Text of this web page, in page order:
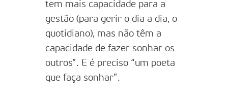
tem mais capacidade para a
gestão (para gerir o dia a dia, o
quotidiano), mas não têm a
capacidade de fazer sonhar os
outros”. E é preciso “um poeta
que faça sonhar”.